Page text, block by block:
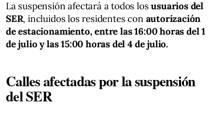
La suspensión afectará a todos losusuarios del
SER, incluidos los residentes con autorización
de estacionamiento, entre las 16:00 horas del 1
de julio y las 15:00 horas del 4 de julio.
Calles afectadas por la suspensión
del SER